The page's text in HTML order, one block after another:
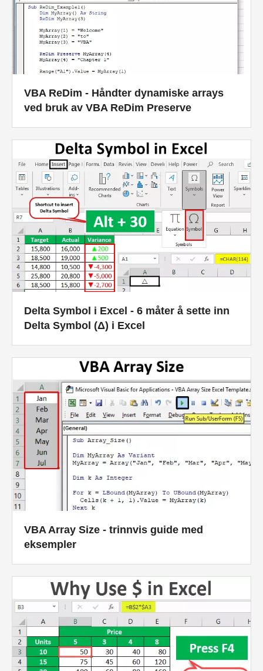
VBA ReDim - Håndter dynamiske arrays
ved bruk av VBA ReDim Preserve
Delta Symbol i Excel - 6 måter å sette inn
Delta Symbol (Δ) i Excel
VBA Array Size - trinnvis guide med
eksempler